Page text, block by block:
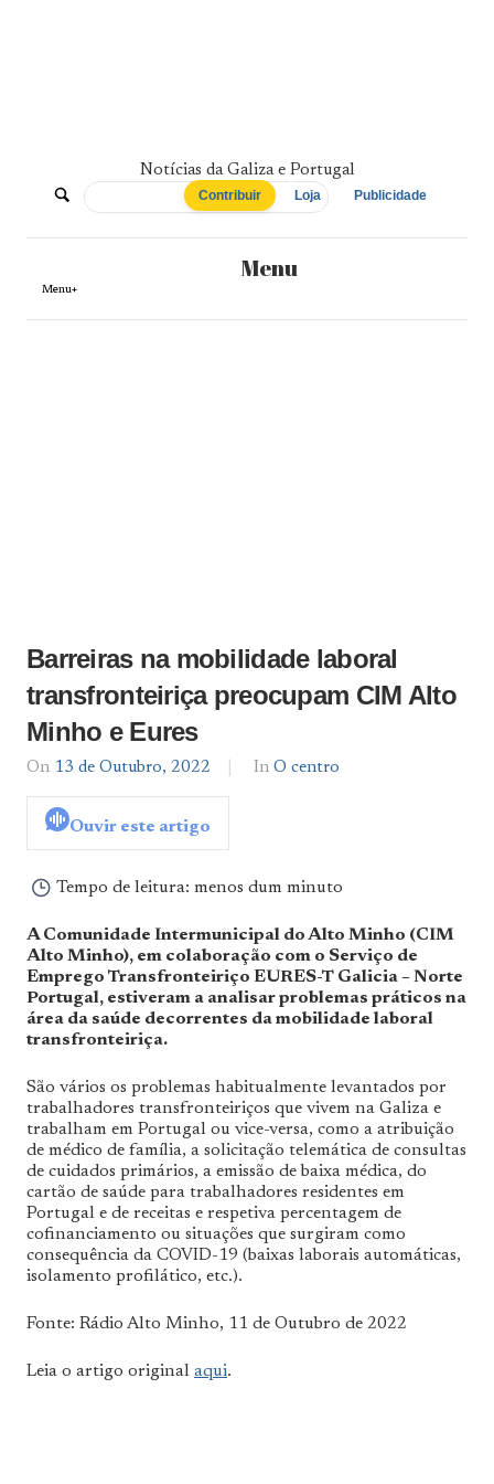
De
Norte
a
Notícias da Galiza e Portugal
Contribuir Loja Publicidade
Menu
Menu+
Barreiras na mobilidade laboral
transfronteiriça preocupam CIM Alto
Minho e Eures
On 13 de Outubro, 2022
By
In O centro
Ouvir este artigo
Tempo de leitura: menos dum minuto
A Comunidade Intermunicipal do Alto Minho (CIM
Alto Minho), em colaboração com o Serviço de
Emprego Transfronteiriço EURES-T Galicia – Norte
Portugal, estiveram a analisar problemas práticos na
área da saúde decorrentes da mobilidade laboral
transfronteiriça.
São vários os problemas habitualmente levantados por
trabalhadores transfronteiriços que vivem na Galiza e
trabalham em Portugal ou vice-versa, como a atribuição
de médico de família, a solicitação telemática de consultas
de cuidados primários, a emissão de baixa médica, do
cartão de saúde para trabalhadores residentes em
Portugal e de receitas e respetiva percentagem de
cofinanciamento ou situações que surgiram como
consequência da COVID-19 (baixas laborais automáticas,
isolamento profilático, etc.).
Fonte: Rádio Alto Minho, 11 de Outubro de 2022
Leia o artigo original aqui.